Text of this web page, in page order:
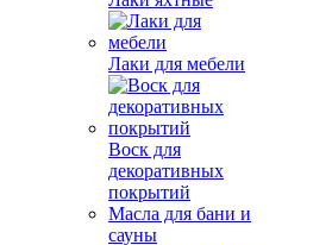
Лаки для мебели
Воск для
декоративных
покрытий
Масла для бани и
сауны